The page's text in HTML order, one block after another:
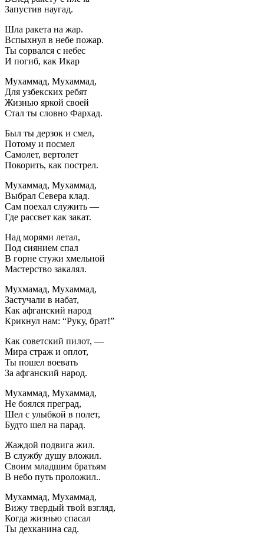
Запустив наугад.
Шла ракета на жар.
Вспыхнул в небе пожар.
Ты сорвался с небес
И погиб, как Икар
Мухаммад, Мухаммад,
Для узбекских ребят
Жизнью яркой своей
Стал ты словно Фархад.
Был ты дерзок и смел,
Потому и посмел
Самолет, вертолет
Покорить, как пострел.
Мухаммад, Мухаммад,
Выбрал Севера клад.
Сам поехал служить —
Где рассвет как закат.
Над морями летал,
Под сиянием спал
В горне стужи хмельной
Мастерство закалял.
Мухмамад, Мухаммад,
Застучали в набат,
Как афганский народ
Крикнул нам: “Руку, брат!”
Как советский пилот, —
Мира страж и оплот,
Ты пошел воевать
За афганский народ.
Мухаммад, Мухаммад,
Не боялся преград,
Шел с улыбкой в полет,
Будто шел на парад.
Жаждой подвига жил.
В службу душу вложил.
Своим младшим братьям
В небо путь проложил..
Мухаммад, Мухаммад,
Вижу твердый твой взгляд,
Когда жизнью спасал
Ты дехканина сад.